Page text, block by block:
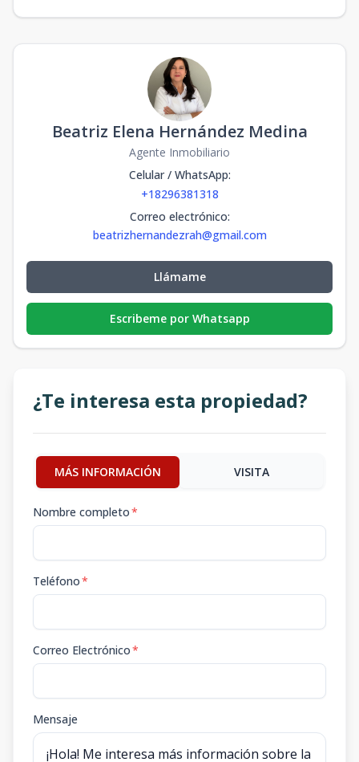
Beatriz Elena Hernández Medina
Agente Inmobiliario
Celular / WhatsApp:
+18296381318
Correo electrónico:
beatrizhernandezrah@gmail.com
Llámame
Escribeme por Whatsapp
¿Te interesa esta propiedad?
MÁS INFORMACIÓN VISITA
Nombre completo*
Teléfono*
Correo Electrónico*
Mensaje